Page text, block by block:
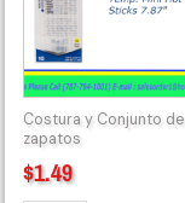
Costura y Conjunto de
zapatos
$1.49
0.43"
(10/Box)
BAZIC
Dual
Temp.
Mini
Hot